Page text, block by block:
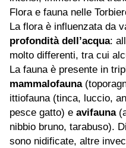
Flora e fauna nelle
La flora è influenzata da
profondità dell’acqua:
molto differenti, tra cui
La fauna è presente in
mammalofauna
ittiofauna (tinca, luccio,
pesce gatto) e avifauna
nibbio bruno, tarabuso).
sono nidificate, altre